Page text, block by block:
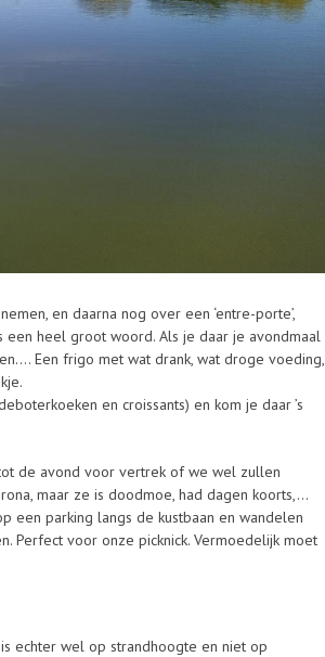
en daarna nog over een ‘entre-porte’,
een heel groot woord. Als je daar je avondmaal
Een frigo met wat drank, wat droge voeding,
en croissants) en kom je daar ’s
de avond voor vertrek of we wel zullen
maar ze is doodmoe, had dagen koorts,…
een parking langs de kustbaan en wandelen
Perfect voor onze picknick. Vermoedelijk moet
echter wel op strandhoogte en niet op